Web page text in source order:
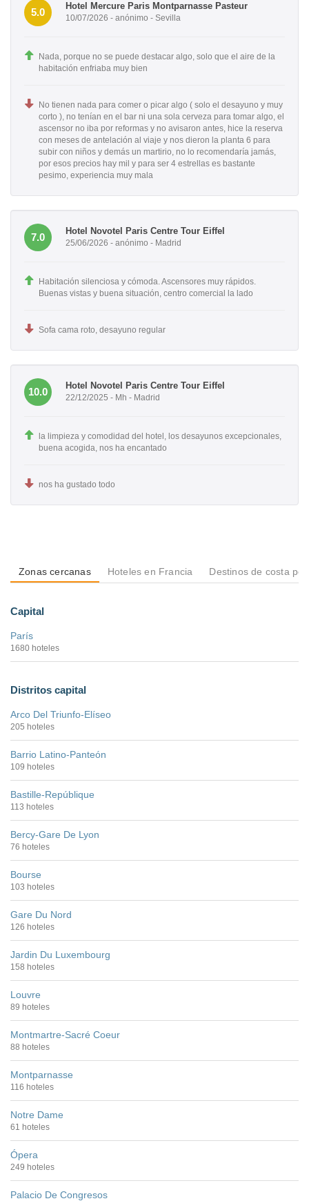
5.0
Hotel Mercure Paris Montparnasse Pasteur
10/07/2026 - anónimo - Sevilla
Nada, porque no se puede destacar algo, solo que el aire de la
habitación enfriaba muy bien
No tienen nada para comer o picar algo ( solo el desayuno y muy
corto ), no tenían en el bar ni una sola cerveza para tomar algo, el
ascensor no iba por reformas y no avisaron antes, hice la reserva
con meses de antelación al viaje y nos dieron la planta 6 para
subir con niños y demás un martirio, no lo recomendaría jamás,
por esos precios hay mil y para ser 4 estrellas es bastante
pesimo, experiencia muy mala
7.0
Hotel Novotel Paris Centre Tour Eiffel
25/06/2026 - anónimo - Madrid
Habitación silenciosa y cómoda. Ascensores muy rápidos.
Buenas vistas y buena situación, centro comercial la lado
Sofa cama roto, desayuno regular
10.0
Hotel Novotel Paris Centre Tour Eiffel
22/12/2025 - Mh - Madrid
la limpieza y comodidad del hotel, los desayunos excepcionales,
buena acogida, nos ha encantado
nos ha gustado todo
Zonas cercanas Hoteles en Francia Destinos de costa
Capital
París
1680 hoteles
Distritos capital
Arco Del Triunfo-Elíseo
205 hoteles
Barrio Latino-Panteón
109 hoteles
Bastille-Repúblique
113 hoteles
Bercy-Gare De Lyon
76 hoteles
Bourse
103 hoteles
Gare Du Nord
126 hoteles
Jardin Du Luxembourg
158 hoteles
Louvre
89 hoteles
Montmartre-Sacré Coeur
88 hoteles
Montparnasse
116 hoteles
Notre Dame
61 hoteles
Ópera
249 hoteles
Palacio De Congresos